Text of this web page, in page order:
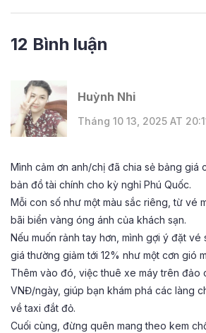
12 Bình luận
Huỳnh Nhi
Tháng 10 13, 2025 AT
Mình cảm ơn anh/chị đã chia sẻ bảng giá
bản đồ tài chính cho kỳ nghỉ Phú Quốc.
Mỗi con số như một màu sắc riêng, từ vé
bãi biển vàng óng ánh của khách sạn.
Nếu muốn rảnh tay hơn, mình gợi ý đặt vé
giá thường giảm tới 12% như một cơn gió
Thêm vào đó, việc thuê xe máy trên đảo
VNĐ/ngày, giúp bạn khám phá các làng
về taxi đắt đỏ.
Cuối cùng, đừng quên mang theo kem